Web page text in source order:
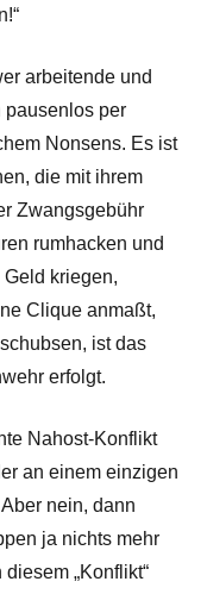
arbeitende und
pausenlos per
Nonsens. Es ist
die mit ihrem
Zwangsgebühr
rumhacken und
kriegen,
Clique anmaßt,
ist das
erfolgt.
Nahost-Konflikt
an einem einzigen
nein, dann
ja nichts mehr
„Konflikt“